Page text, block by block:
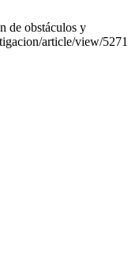
de obstáculos y
article/view/5271